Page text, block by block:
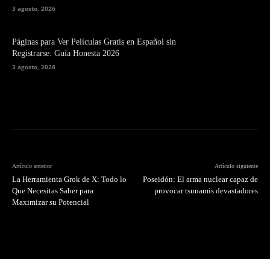
3 agosto, 2026
Páginas para Ver Películas Gratis en Español sin
Registrarse: Guía Honesta 2026
3 agosto, 2026
Artículo anterior
La Herramienta Grok de X: Todo lo
Que Necesitas Saber para
Maximizar su Potencial
Artículo siguiente
Poseidón: El arma nuclear capaz de
provocar tsunamis devastadores